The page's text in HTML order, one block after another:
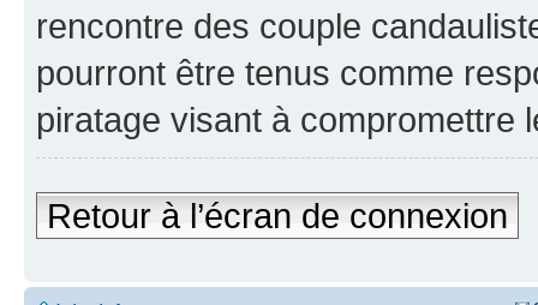
rencontre des couple
pourront être tenus comme
piratage visant à compromettre
Retour à l’écran de connexion